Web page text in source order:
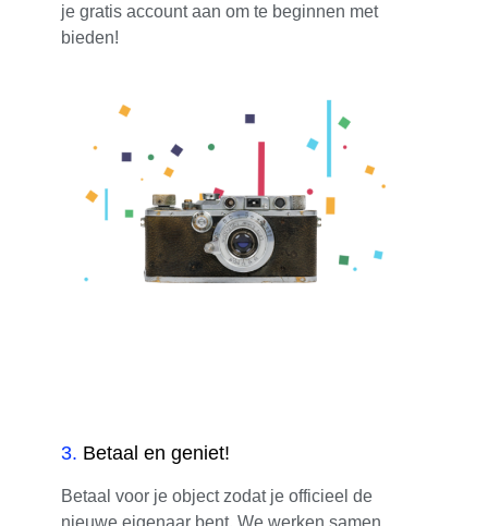
je gratis account aan om te beginnen met
bieden!
3. Betaal en geniet!
Betaal voor je object zodat je officieel de
nieuwe eigenaar bent. We werken samen